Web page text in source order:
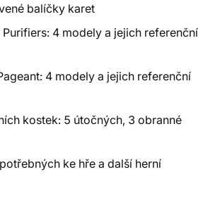
balíčky karet
4 modely a jejich referenční
4 modely a jejich referenční
kostek: 5 útočných, 3 obranné
ke hře a další herní